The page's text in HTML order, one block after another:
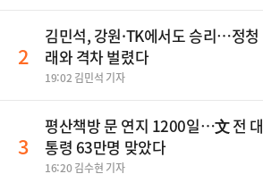
2
김민석, 강원·TK에서도 승리…정청
래와 격차 벌렸다
19:02 김민석 기자
3
평산책방 문 연지 1200일…文 전 대
통령 63만명 맞았다
16:20 김수현 기자